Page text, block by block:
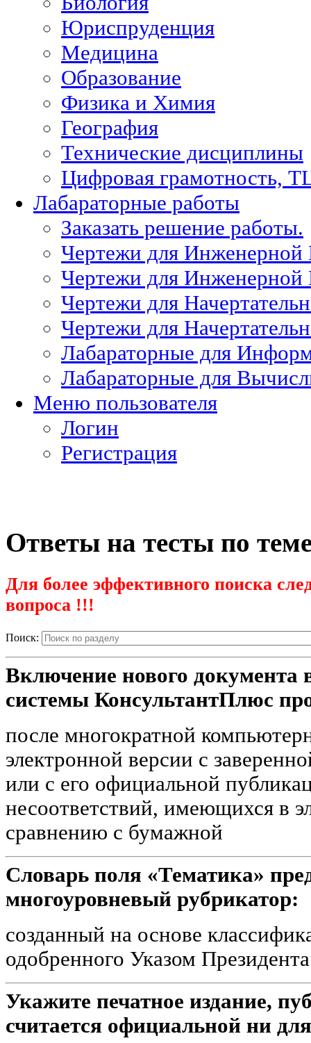
Юриспруденция
Медицина
Образование
Физика и Химия
География
Технические дисциплины
Цифровая грамотность,
Лабараторные работы
Заказать решение работы.
Чертежи для
Чертежи для
Чертежи для
Чертежи для
Лабараторные для
Лабараторные для
Меню пользователя
Логин
Регистрация
Ответы на тесты по
Для более эффективного поиска
вопроса !!!
Поиск:
Включение нового
системы КонсультантПлюс
после многократной
электронной версии с
или с его официальной
несоответствий, имеющихся в
сравнению с бумажной
Словарь поля «Тематика»
многоуровневый рубрикатор:
созданный на основе
одобренного Указом
Укажите печатное издание,
считается официальной ни